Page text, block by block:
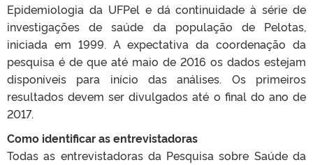
Epidemiologia da UFPel e dá continuidade à série de
investigações de saúde da população de Pelotas,
iniciada em 1999. A expectativa da coordenação da
pesquisa é de que até maio de 2016 os dados estejam
disponíveis para início das análises. Os primeiros
resultados devem ser divulgados até o final do ano de
2017.
Como identificar as entrevistadoras
Todas as entrevistadoras da Pesquisa sobre Saúde da